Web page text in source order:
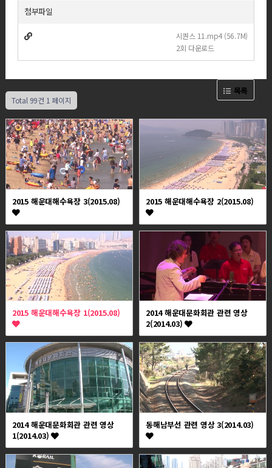
첨부파일
시퀀스 11.mp4 (56.7M)
2회 다운로드
목록
Total 99건 1 페이지
2015 해운대해수욕장 3(2015.08) 2015 해운대해수욕장 2(2015.08)
2015 해운대해수욕장 1(2015.08)
2014 해운대문화회관 관련 영상
2(2014.03)
2014 해운대문화회관 관련 영상
1(2014.03)
동해남부선 관련 영상 3(2014.03)